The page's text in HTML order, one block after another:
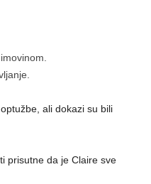
ali dokazi su bili
prisutne da je Claire sve